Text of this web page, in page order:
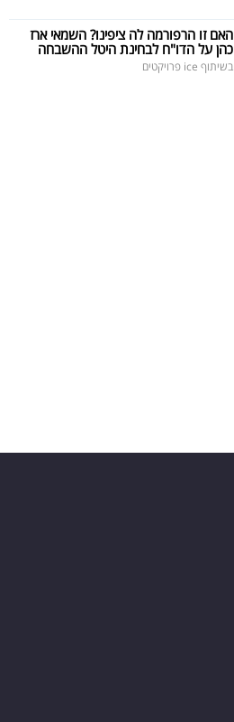
האם זו הרפורמה לה ציפינו? השמאי ארז
כהן על הדו"ח לבחינת היטל ההשבחה
בשיתוף ice פרויקטים